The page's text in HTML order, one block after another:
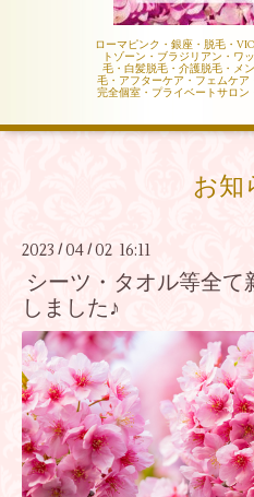
ローマピンク・銀座・脱毛・
トゾーン・ブラジリアン・ワ
毛・白髪脱毛・介護脱毛・メ
毛・アフターケア・フェムケア
完全個室・プライベートサロ
お知
2023 / 04 /02 16:11
シーツ・タオル等全て
しました♪